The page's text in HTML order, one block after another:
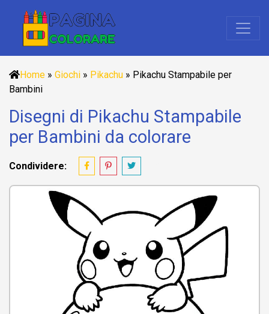
Home » Giochi » Pikachu » Pikachu Stampabile per
Bambini
Disegni di Pikachu Stampabile
per Bambini da colorare
Condividere: